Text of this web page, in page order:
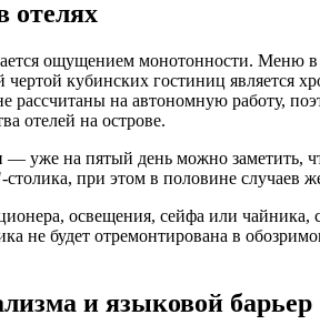
отелях
ощущением монотонности. Меню в
кубинских гостиниц
рассчитаны на автономную работу,
отелей на острове.
— уже на пятый день можно
при этом в половине случаев
освещения, сейфа или
не будет отремонтирована в
и языковой барьер